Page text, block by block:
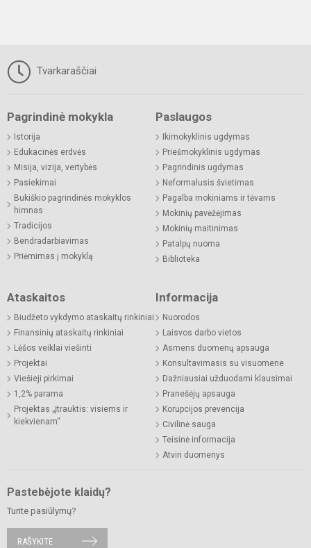
Tvarkaraščiai
Pagrindinė mokykla
Istorija
Edukacinės erdvės
Misija, vizija, vertybės
Pasiekimai
Bukiškio pagrindinės mokyklos
himnas
Tradicijos
Bendradarbiavimas
Priėmimas į mokyklą
Paslaugos
Ikimokyklinis ugdymas
Priešmokyklinis ugdymas
Pagrindinis ugdymas
Neformalusis švietimas
Pagalba mokiniams ir tėvams
Mokinių pavėžėjimas
Mokinių maitinimas
Patalpų nuoma
Biblioteka
Ataskaitos
Biudžeto vykdymo ataskaitų rinkiniai
Finansinių ataskaitų rinkiniai
Lėšos veiklai viešinti
Projektai
Viešieji pirkimai
1,2% parama
Projektas „Įtrauktis: visiems ir
kiekvienam“
Informacija
Nuorodos
Laisvos darbo vietos
Asmens duomenų apsauga
Konsultavimasis su visuomene
Dažniausiai užduodami klausimai
Pranešėjų apsauga
Korupcijos prevencija
Civilinė sauga
Teisinė informacija
Atviri duomenys
Pastebėjote klaidų?
Turite pasiūlymų?
RAŠYKITE